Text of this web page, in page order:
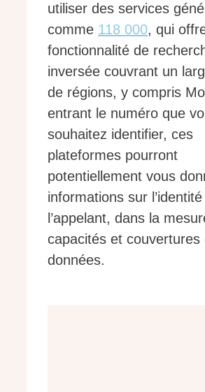
utiliser des services
comme 118 000, qui
fonctionnalité de
inversée couvrant un
de régions, y compris
entrant le numéro que
souhaitez identifier, ces
plateformes pourront
potentiellement vous
informations sur
l’appelant, dans la
capacités et couvertures
données.